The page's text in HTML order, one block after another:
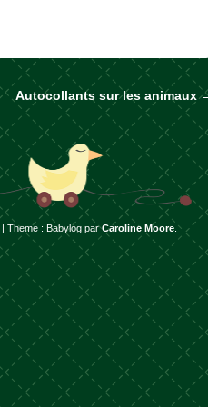
Autocollants sur les animaux
Theme : Babylog parCaroline Moore.